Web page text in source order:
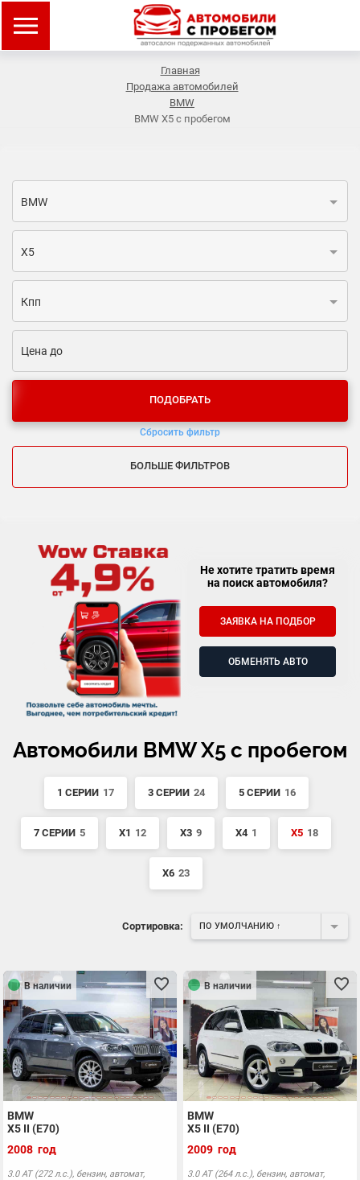
Главная
Продажа автомобилей
BMW
BMW X5 с пробегом
BMW
X5
Кпп
ПОДОБРАТЬ
Сбросить фильтр
БОЛЬШЕ ФИЛЬТРОВ
Не хотите тратить время
на поиск автомобиля?
ЗАЯВКА НА ПОДБОР
ОБМЕНЯТЬ АВТО
Автомобили BMW X5 с пробегом
1 СЕРИИ 17 3 СЕРИИ 24 5 СЕРИИ 16
7 СЕРИИ 5 X1 12 X3 9 X4 1 X5 18
X6 23
Сортировка: ПО УМОЛЧАНИЮ ↑
В наличии
BMW
X5 II (E70)
2008 год
3.0 АТ (272 л.с.), бензин, автомат,
В наличии
BMW
X5 II (E70)
2009 год
3.0 АТ (264 л.с.), бензин, автомат,